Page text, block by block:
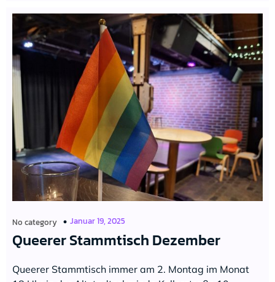
No category Januar 19, 2025
Queerer Stammtisch Dezember
Queerer Stammtisch immer am 2. Montag im Monat